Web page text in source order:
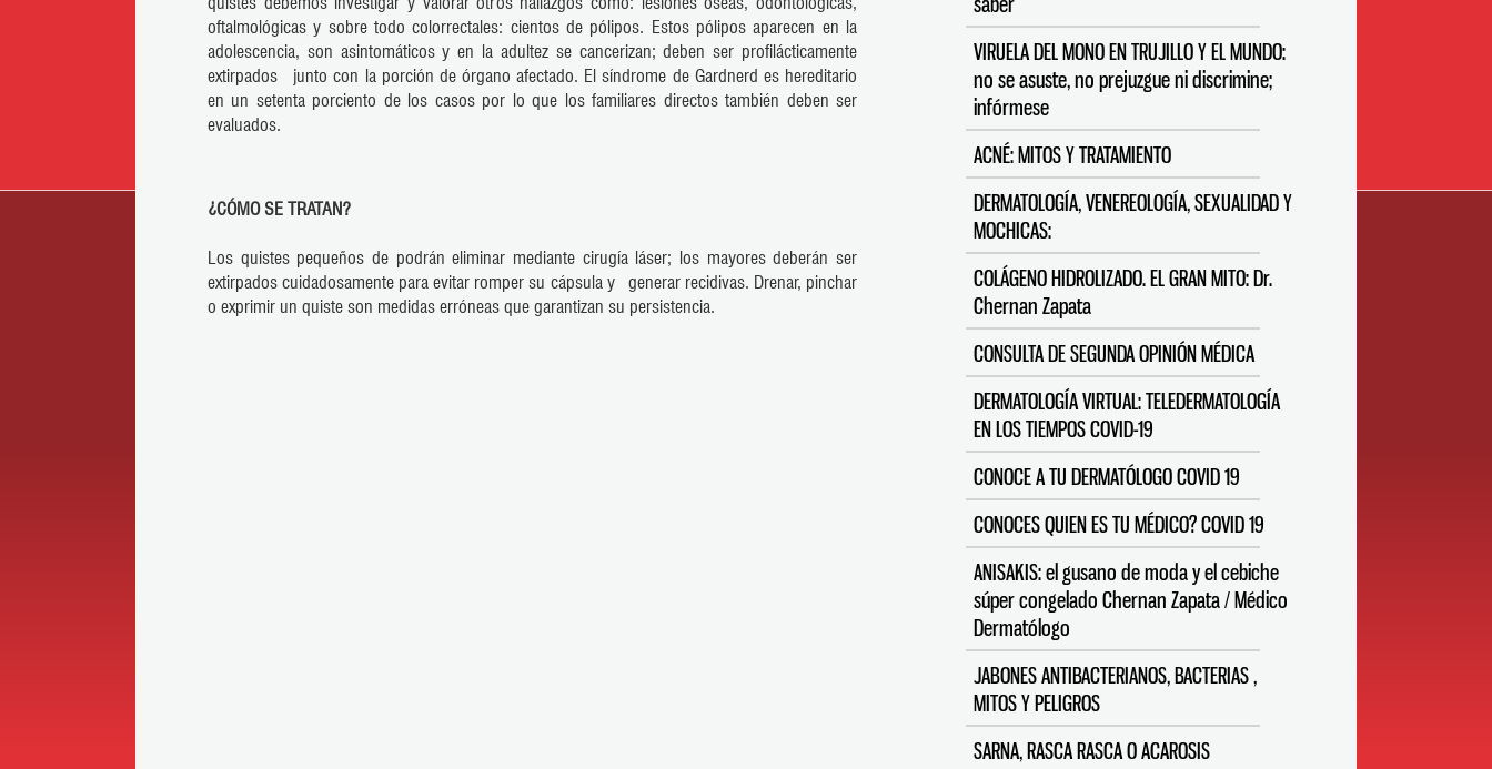
oftalmológicas y sobre todo colorrectales: cientos de pólipos. Estos pólipos aparecen en la
adolescencia, son asintomáticos y en la adultez se cancerizan; deben ser profilácticamente
extirpados junto con la porción de órgano afectado. El síndrome de Gardnerd es hereditario
en un setenta porciento de los casos por lo que los familiares directos también deben ser
evaluados.
¿CÓMO SE TRATAN?
Los quistes pequeños de podrán eliminar mediante cirugía láser; los mayores deberán ser
extirpados cuidadosamente para evitar romper su cápsula y generar recidivas. Drenar, pinchar
o exprimir un quiste son medidas erróneas que garantizan su persistencia.
VIRUELA DEL MONO EN TRUJILLO Y EL MUNDO:
no se asuste, no prejuzgue ni discrimine;
infórmese
ACNÉ: MITOS Y TRATAMIENTO
DERMATOLOGÍA, VENEREOLOGÍA, SEXUALIDAD Y
MOCHICAS:
COLÁGENO HIDROLIZADO. EL GRAN MITO: Dr.
Chernan Zapata
CONSULTA DE SEGUNDA OPINIÓN MÉDICA
DERMATOLOGÍA VIRTUAL: TELEDERMATOLOGÍA
EN LOS TIEMPOS COVID-19
CONOCE A TU DERMATÓLOGO COVID 19
CONOCES QUIEN ES TU MÉDICO? COVID 19
ANISAKIS: el gusano de moda y el cebiche
súper congelado Chernan Zapata / Médico
Dermatólogo
JABONES ANTIBACTERIANOS, BACTERIAS ,
MITOS Y PELIGROS
SARNA, RASCA RASCA O ACAROSIS